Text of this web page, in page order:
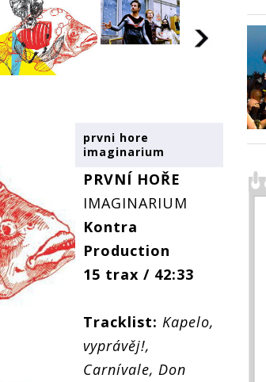
prvni hore
imaginarium
PRVNÍ HOŘE
IMAGINARIUM
Kontra
Production
15 trax / 42:33
Tracklist: Kapelo,
vyprávěj!,
Carnívale, Don